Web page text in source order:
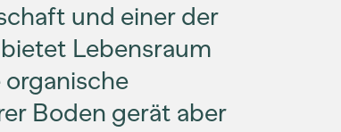
und einer der
Lebensraum
Boden gerät aber